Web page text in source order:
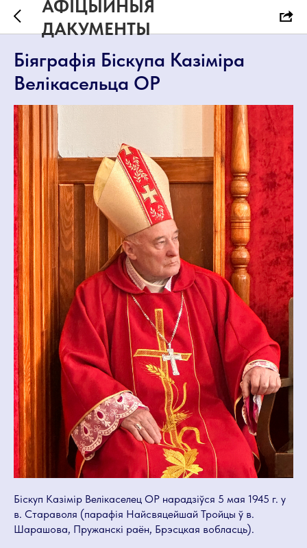
АФІЦЫЙНЫЯ
ДАКУМЕНТЫ
Біяграфія Біскупа Казіміра
Велікасельца ОР
Біскуп Казімір Велікаселец ОР нарадзіўся 5 мая 1945 г. у
в. Стараволя (парафія Найсвяцейшай Тройцы ў в.
Шарашова, Пружанскі раён, Брэсцкая вобласць).